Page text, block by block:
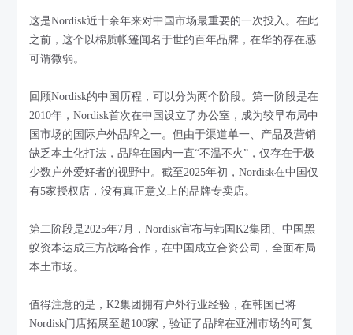
这是Nordisk近十余年来对中国市场最重要的一次投入。在此
之前，这个以棉质帐篷闻名于世的百年品牌，在华的存在感
可谓微弱。
回顾Nordisk的中国历程，可以分为两个阶段。第一阶段是在
2010年，Nordisk首次在中国设立了办公室，成为较早布局中
国市场的国际户外品牌之一。但由于渠道单一、产品及营销
缺乏本土化打法，品牌在国内一直“不温不火”，仅存在于极
少数户外爱好者的视野中。截至2025年初，Nordisk在中国仅
有5家授权店，没有真正意义上的品牌专卖店。
第二阶段是2025年7月，Nordisk宣布与韩国K2集团、中国黑
蚁资本达成三方战略合作，在中国成立合资公司，全面布局
本土市场。
值得注意的是，K2集团拥有户外行业经验，在韩国已将
Nordisk门店拓展至超100家，验证了品牌在亚洲市场的可复